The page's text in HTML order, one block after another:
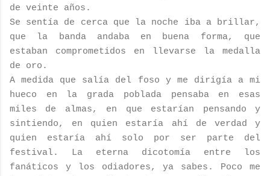
de veinte años.
Se sentía de cerca que la noche iba a brillar,
que la banda andaba en buena forma, que
estaban comprometidos en llevarse la medalla
de oro.
A medida que salía del foso y me dirigía a mi
hueco en la grada poblada pensaba en esas
miles de almas, en que estarían pensando y
sintiendo, en quien estaría ahí de verdad y
quien estaría ahí solo por ser parte del
festival. La eterna dicotomía entre los
fanáticos y los odiadores, ya sabes. Poco me